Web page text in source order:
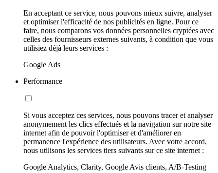
En acceptant ce service, nous pouvons mieux suivre, analyser
et optimiser l'efficacité de nos publicités en ligne. Pour ce
faire, nous comparons vos données personnelles cryptées avec
celles des fournisseurs externes suivants, à condition que vous
utilisiez déjà leurs services :
Google Ads
Performance
Si vous acceptez ces services, nous pouvons tracer et analyser
anonymement les clics effectués et la navigation sur notre site
internet afin de pouvoir l'optimiser et d'améliorer en
permanence l'expérience des utilisateurs. Avec votre accord,
nous utilisons les services tiers suivants sur ce site internet :
Google Analytics, Clarity, Google Avis clients, A/B-Testing